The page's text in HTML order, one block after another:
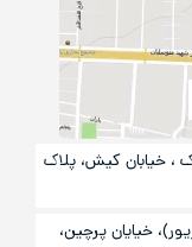
، خیابان کیش، پلاک
خیابان شهید طارمی (۱۷ شهریور)، خیایان پرچین،